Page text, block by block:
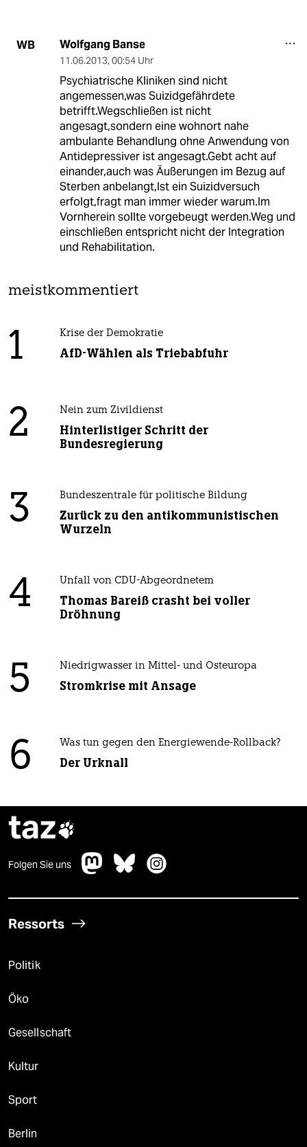
WB Wolfgang Banse
11.06.2013, 00:54 Uhr
Psychiatrische Kliniken sind nicht
angemessen,was Suizidgefährdete
betrifft.Wegschließen ist nicht
angesagt,sondern eine wohnort nahe
ambulante Behandlung ohne Anwendung von
Antidepressiver ist angesagt.Gebt acht auf
einander,auch was Äußerungen im Bezug auf
Sterben anbelangt,Ist ein Suizidversuch
erfolgt,fragt man immer wieder warum.Im
Vornherein sollte vorgebeugt werden.Weg und
einschließen entspricht nicht der Integration
und Rehabilitation.
meistkommentiert
1 Krise der Demokratie
AfD-Wählen als Triebabfuhr
2 Nein zum Zivildienst
Hinterlistiger Schritt der
Bundesregierung
3 Bundeszentrale für politische Bildung
Zurück zu den antikommunistischen
Wurzeln
4 Unfall von CDU-Abgeordnetem
Thomas Bareiß crasht bei voller
Dröhnung
5 Niedrigwasser in Mittel- und Osteuropa
Stromkrise mit Ansage
6 Was tun gegen den Energiewende-Rollback?
Der Urknall
taz
Folgen Sie uns
Ressorts
Politik
Öko
Gesellschaft
Kultur
Sport
Berlin